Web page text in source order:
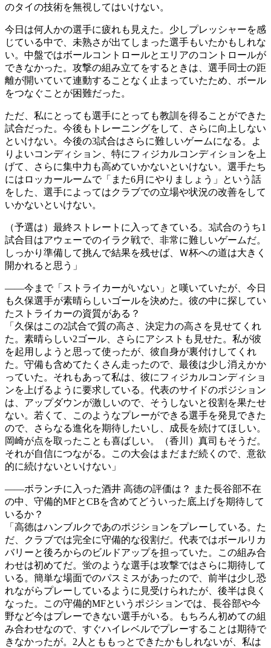
のタイの技術を無視してはいけない。
今日は何人かの選手に疲れも見えた。少しプレッシャーを感
じている中で、未熟さが出てしまった選手もいたかもしれな
い。中盤ではボールコントロールとエリアのコントロールが
できなかった。攻撃の組み立てをするときは、選手同士の距
離が開いていて連動することなく止まっていたため、ボール
をつなぐことが困難だった。
ただ、私にとっても選手にとっても教訓を得ることができた
試合だった。今後もトレーニングをして、さらに向上しない
といけない。今後の3試合はさらに難しいゲームになる。よ
りよいコンディション、特にフィジカルコンディションを上
げて、さらに集中力も高めていかないといけない。選手たち
にはロッカールームで「また6月にやりましょう」という話
をした、選手によってはクラブでの立場や状況の改善をして
いかないといけない。
（予選は）最終ストレートに入ってきている。3試合のうち1
試合目はアウェーでのイラク戦で、非常に難しいゲームだ。
しっかり準備して挑んで結果を残せば、Ｗ杯への道は大きく
開かれると思う」
――今まで「ストライカーがいない」と嘆いていたが、今日
も久保選手が素晴らしいゴールを決めた。彼の中に探してい
たストライカーの資質がある？
「久保はこの2試合で質の高さ、決定力の高さを見せてくれ
た。素晴らしい2ゴール、さらにアシストも見せた。私が彼
を起用しようと思って使ったが、彼自身が裏付けしてくれ
た。守備も含めてたくさん走ったので、最後は少し消えかか
っていた。それもあって私は、彼にフィジカルコンディショ
ンを上げるように要求している。代表のサイドのポジション
は、アップダウンが激しいので、そうしないと役割を果たせ
ない。若くて、このようなプレーができる選手を発見できた
ので、さらなる進化を期待したいし、成長を続けてほしい。
岡崎が点を取ったことも喜ばしい。（香川）真司もそうだ。
それが自信につながる。この大会はまだまだ続くので、意欲
的に続けないといけない」
――ボランチに入った酒井 高徳の評価は？ また長谷部不在
の中、守備的MFとCBを含めてどういった底上げを期待して
いるか？
「高徳はハンブルクであのポジションをプレーしている。た
だ、クラブでは完全に守備的な役割だ。代表ではボールリカ
バリーと後ろからのビルドアップを担っていた。この組み合
わせは初めてだ。蛍のような選手は攻撃ではさらに期待して
いる。簡単な場面でのパスミスがあったので、前半は少し恐
れながらプレーしているように見受けられたが、後半は良く
なった。この守備的MFというポジションでは、長谷部や今
野など今はプレーできない選手がいる。もちろん初めての組
み合わせなので、すぐハイレベルでプレーすることは期待で
きなかったが。2人とももっとできたかもしれないが、私は